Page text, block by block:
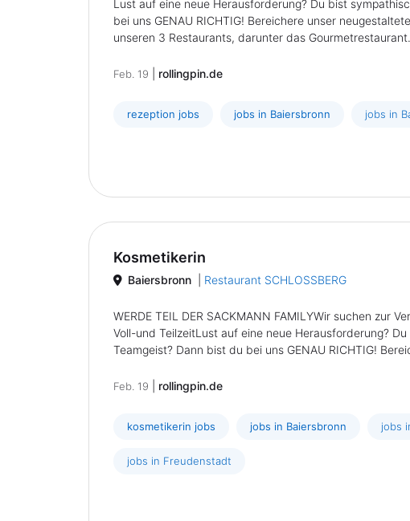
Lust auf eine neue Herausforderung? Du bist
bei uns GENAU RICHTIG! Bereichere unser
unseren 3 Restaurants, darunter das
Feb. 19 rollingpin.de
rezeption jobs jobs in Baiersbronn jobs in
Kosmetikerin
Baiersbronn Restaurant SCHLOSSBERG
WERDE TEIL DER SACKMANN FAMILYWir suchen zur
Voll-und TeilzeitLust auf eine neue Herausforderung?
Teamgeist? Dann bist du bei uns GENAU RICHTIG!
Feb. 19 rollingpin.de
kosmetikerin jobs jobs in Baiersbronn jobs
jobs in Freudenstadt